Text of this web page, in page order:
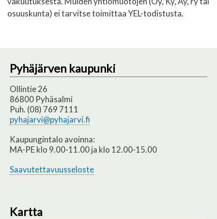
osuuskunta) ei tarvitse toimittaa YEL-todistusta.
Pyhäjärven kaupunki
Ollintie 26
86800 Pyhäsalmi
Puh. (08) 769 7111
pyhajarvi@pyhajarvi.fi
Kaupungintalo avoinna:
MA-PE klo 9.00-11.00 ja klo 12.00-15.00
Saavutettavuusseloste
Kartta